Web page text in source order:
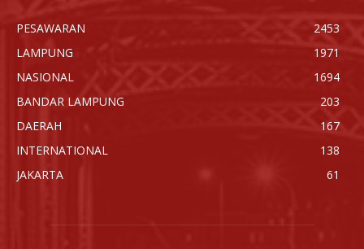
PESAWARAN
2453
LAMPUNG
1971
NASIONAL
1694
BANDAR LAMPUNG
203
DAERAH
167
INTERNATIONAL
138
JAKARTA
61